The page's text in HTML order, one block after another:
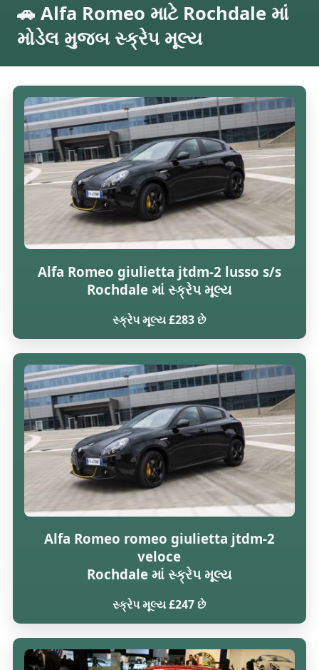
🚗 Alfa Romeo માટે Rochdale માં
મોડેલ મુજબ સ્ક્રેપ મૂલ્ય
Alfa Romeo giulietta jtdm-2 lusso s/s
Rochdale માં સ્ક્રેપ મૂલ્ય
સ્ક્રેપ મૂલ્ય £283 છે
Alfa Romeo romeo giulietta jtdm-2
veloce
Rochdale માં સ્ક્રેપ મૂલ્ય
સ્ક્રેપ મૂલ્ય £247 છે